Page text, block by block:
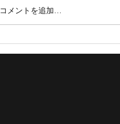
【TOKYOBB 結果報告】Spreads
Game Ichihara、JAPAN TOUR
コメントを追加…